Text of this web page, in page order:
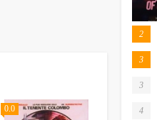
0.0
2
3
3
4